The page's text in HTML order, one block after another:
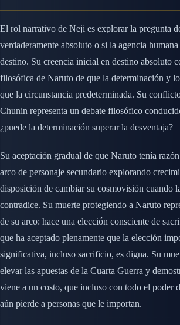
El rol narrativo de Neji es explorar la pregunta
verdaderamente absoluto o si la agencia
destino. Su creencia inicial en destino absoluto
filosófica de Naruto de que la determinación y
que la circunstancia predeterminada. Su
Chunin representa un debate filosófico
¿puede la determinación superar la desventaja?
Su aceptación gradual de que Naruto tenía
arco de personaje secundario explorando
disposición de cambiar su cosmovisión cuando
contradice. Su muerte protegiendo a Naruto
de su arco: hace una elección consciente de
que ha aceptado plenamente que la elección
significativa, incluso sacrificio, es digna. Su
elevar las apuestas de la Cuarta Guerra y
viene a un costo, que incluso con todo el poder
aún pierde a personas que le importan.